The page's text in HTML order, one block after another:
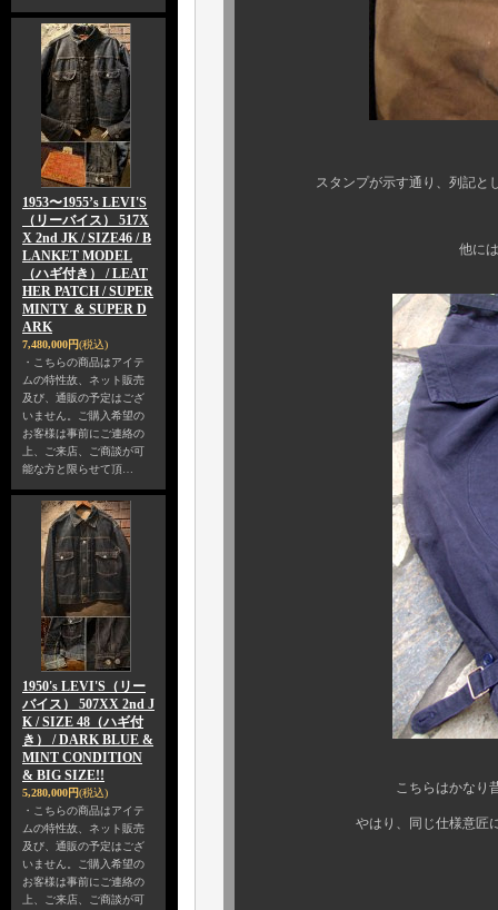
1953〜1955’s LEVI'S
（リーバイス） 517X
X 2nd JK / SIZE46 / B
LANKET MODEL
（ハギ付き） / LEAT
HER PATCH / SUPER
MINTY ＆ SUPER D
ARK
7,480,000円(税込)
・こちらの商品はアイテ
ムの特性故、ネット販売
及び、通販の予定はござ
いません。ご購入希望の
お客様は事前にご連絡の
上、ご来店、ご商談が可
能な方と限らせて頂…
1950's LEVI'S（リー
バイス） 507XX 2nd J
K / SIZE 48（ハギ付
き） / DARK BLUE &
MINT CONDITION
& BIG SIZE!!
5,280,000円(税込)
・こちらの商品はアイテ
ムの特性故、ネット販売
及び、通販の予定はござ
いません。ご購入希望の
お客様は事前にご連絡の
上、ご来店、ご商談が可
スタンプが示す通り、列記とした
他には、下記写真も
こちらはかなり昔にフラン
やはり、同じ仕様意匠にしてフ